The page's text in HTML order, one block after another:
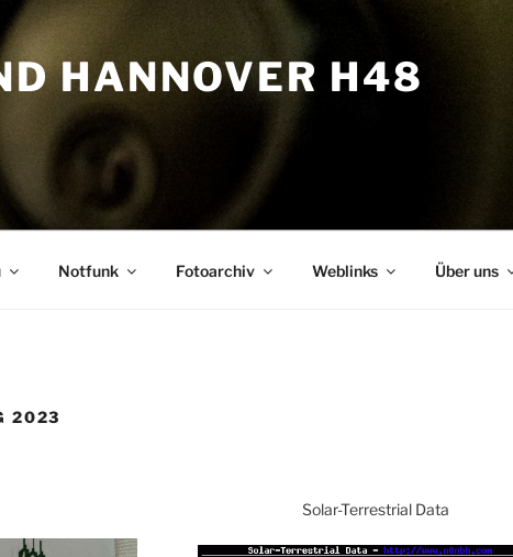
HANNOVER H48
Notfunk Fotoarchiv Weblinks Über uns
2023
Solar-Terrestrial Data